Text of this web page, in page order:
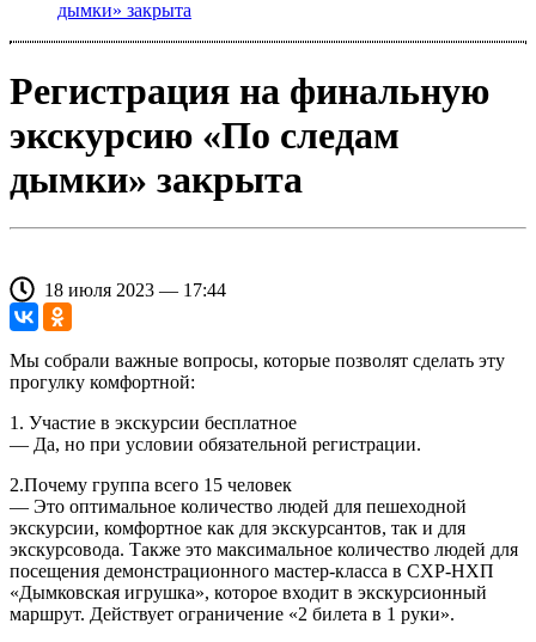
дымки» закрыта
Регистрация на финальную
экскурсию «По следам
дымки» закрыта
18 июля 2023 — 17:44
Мы собрали важные вопросы, которые позволят сделать эту
прогулку комфортной:
1. Участие в экскурсии бесплатное
— Да, но при условии обязательной регистрации.
2.Почему группа всего 15 человек
— Это оптимальное количество людей для пешеходной
экскурсии, комфортное как для экскурсантов, так и для
экскурсовода. Также это максимальное количество людей для
посещения демонстрационного мастер-класса в СХР-НХП
«Дымковская игрушка», которое входит в экскурсионный
маршрут. Действует ограничение «2 билета в 1 руки».